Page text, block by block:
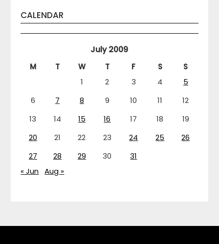
CALENDAR
July 2009
M T W T F S
S
1
2 3 4
5
6
7 8 9 10 11
12
13
14 15 16 17 18
19
20
21 22 23 24 25
26
27
28 29 30
31
« Jun Aug »